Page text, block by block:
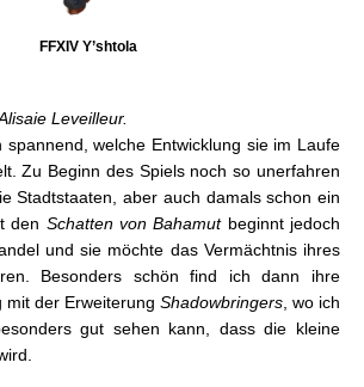
FFXIV Y’shtola
Leveilleur.
spannend, welche Entwicklung sie im Laufe
Zu Beginn des Spiels noch so unerfahren
Stadtstaaten, aber auch damals schon ein
den Schatten von Bahamutbeginnt jedoch
und sie möchte das Vermächtnis ihres
Besonders schön find ich dann ihre
mit der Erweiterung Shadowbringers, wo ich
gut sehen kann, dass die kleine